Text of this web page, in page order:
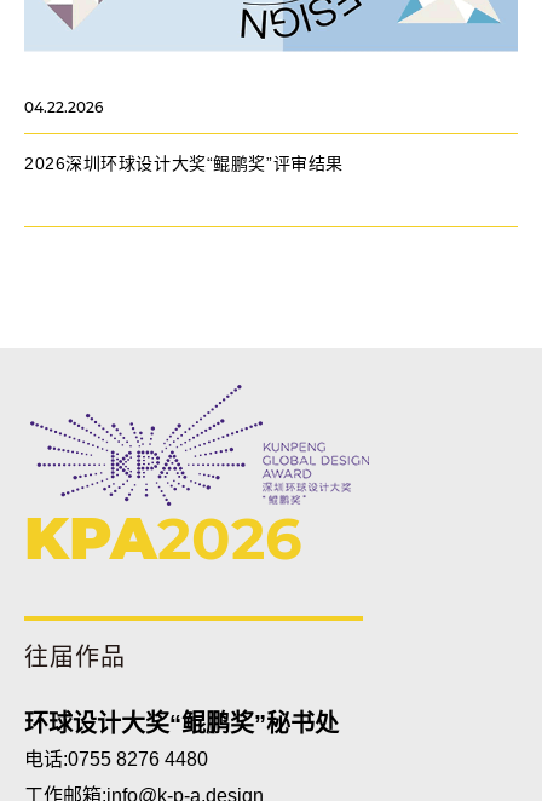
04.22.2026
2026深圳环球设计大奖“鲲鹏奖”评审结果
KPA2026
往届作品
环球设计大奖“鲲鹏奖”秘书处
电话:0755 8276 4480
工作邮箱:info@k-p-a.design